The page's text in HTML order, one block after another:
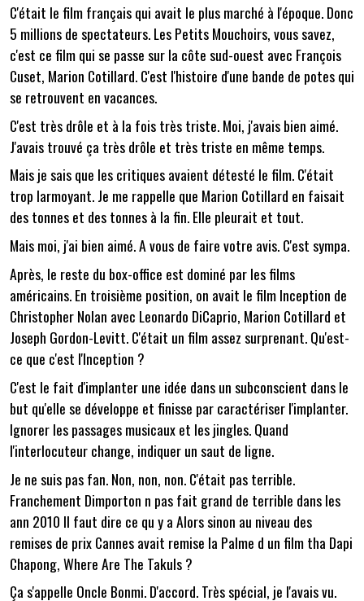
C'était le film français qui avait le plus marché à l'époque. Donc
5 millions de spectateurs. Les Petits Mouchoirs, vous savez,
c'est ce film qui se passe sur la côte sud-ouest avec François
Cuset, Marion Cotillard. C'est l'histoire d'une bande de potes qui
se retrouvent en vacances.
C'est très drôle et à la fois très triste. Moi, j'avais bien aimé.
J'avais trouvé ça très drôle et très triste en même temps.
Mais je sais que les critiques avaient détesté le film. C'était
trop larmoyant. Je me rappelle que Marion Cotillard en faisait
des tonnes et des tonnes à la fin. Elle pleurait et tout.
Mais moi, j'ai bien aimé. A vous de faire votre avis. C'est sympa.
Après, le reste du box-office est dominé par les films
américains. En troisième position, on avait le film Inception de
Christopher Nolan avec Leonardo DiCaprio, Marion Cotillard et
Joseph Gordon-Levitt. C'était un film assez surprenant. Qu'est-
ce que c'est l'Inception ?
C'est le fait d'implanter une idée dans un subconscient dans le
but qu'elle se développe et finisse par caractériser l'implanter.
Ignorer les passages musicaux et les jingles. Quand
l'interlocuteur change, indiquer un saut de ligne.
Je ne suis pas fan. Non, non, non. C'était pas terrible.
Franchement Dimporton n pas fait grand de terrible dans les
ann 2010 Il faut dire ce qu y a Alors sinon au niveau des
remises de prix Cannes avait remise la Palme d un film tha Dapi
Chapong, Where Are The Takuls ?
Ça s'appelle Oncle Bonmi. D'accord. Très spécial, je l'avais vu.